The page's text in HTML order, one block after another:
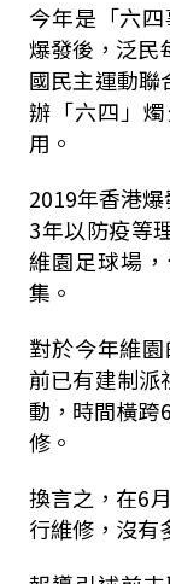
今年是「六
爆發後，泛民
國民主運動聯
辦「六四」
用。
2019年香港
3年以防疫等
維園足球場
集。
對於今年維
前已有建制派
動，時間橫跨
修。
換言之，在6
行維修，沒有